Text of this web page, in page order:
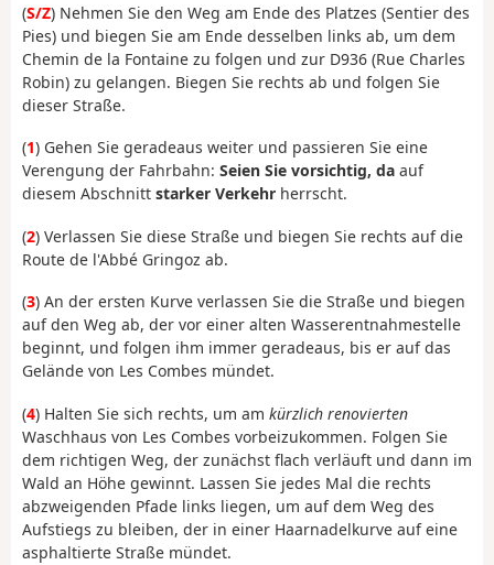
(S/Z) Nehmen Sie den Weg am Ende des Platzes (Sentier des
Pies) und biegen Sie am Ende desselben links ab, um dem
Chemin de la Fontaine zu folgen und zur D936 (Rue Charles
Robin) zu gelangen. Biegen Sie rechts ab und folgen Sie
dieser Straße.
(1) Gehen Sie geradeaus weiter und passieren Sie eine
Verengung der Fahrbahn: Seien Sie vorsichtig, da auf
diesem Abschnitt starker Verkehr herrscht.
(2) Verlassen Sie diese Straße und biegen Sie rechts auf die
Route de l'Abbé Gringoz ab.
(3) An der ersten Kurve verlassen Sie die Straße und biegen
auf den Weg ab, der vor einer alten Wasserentnahmestelle
beginnt, und folgen ihm immer geradeaus, bis er auf das
Gelände von Les Combes mündet.
(4) Halten Sie sich rechts, um am kürzlich renovierten
Waschhaus von Les Combes vorbeizukommen. Folgen Sie
dem richtigen Weg, der zunächst flach verläuft und dann im
Wald an Höhe gewinnt. Lassen Sie jedes Mal die rechts
abzweigenden Pfade links liegen, um auf dem Weg des
Aufstiegs zu bleiben, der in einer Haarnadelkurve auf eine
asphaltierte Straße mündet.